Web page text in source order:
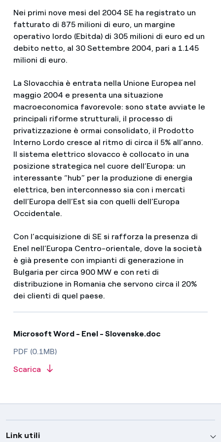
Nei primi nove mesi del 2004 SE ha registrato un
fatturato di 875 milioni di euro, un margine
operativo lordo (Ebitda) di 305 milioni di euro ed un
debito netto, al 30 Settembre 2004, pari a 1.145
milioni di euro.
La Slovacchia è entrata nella Unione Europea nel
maggio 2004 e presenta una situazione
macroeconomica favorevole: sono state avviate le
principali riforme strutturali, il processo di
privatizzazione è ormai consolidato, il Prodotto
Interno Lordo cresce al ritmo di circa il 5% all’anno.
Il sistema elettrico slovacco è collocato in una
posizione strategica nel cuore dell’Europa: un
interessante “hub” per la produzione di energia
elettrica, ben interconnesso sia con i mercati
dell’Europa dell’Est sia con quelli dell’Europa
Occidentale.
Con l’acquisizione di SE si rafforza la presenza di
Enel nell’Europa Centro-orientale, dove la società
è già presente con impianti di generazione in
Bulgaria per circa 900 MW e con reti di
distribuzione in Romania che servono circa il 20%
dei clienti di quel paese.
Microsoft Word - Enel - Slovenske.doc
PDF (0.1MB)
Scarica
Link utili